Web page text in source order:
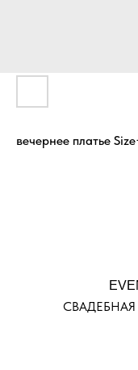
вечернее платье